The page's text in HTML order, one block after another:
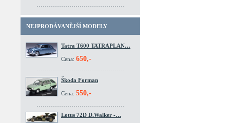
NEJPRODÁVANĚJŠÍ MODELY
Tatra T600 TATRAPLAN…
Cena: 650,-
Škoda Forman
Cena: 550,-
Lotus 72D D.Walker -…